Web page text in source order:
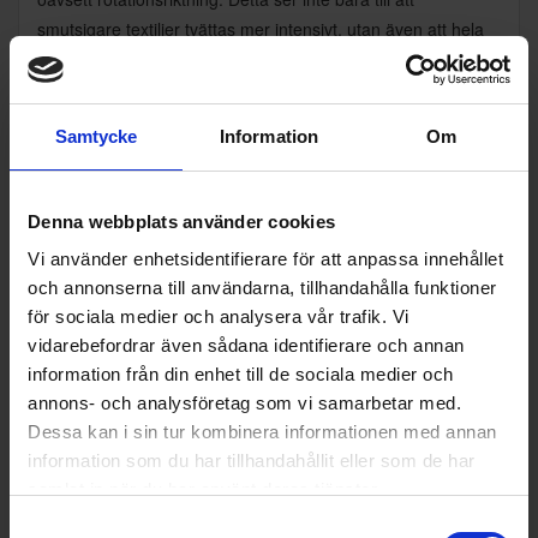
Samtycke Information Om
Denna webbplats använder cookies
Vi använder enhetsidentifierare för att anpassa innehållet
och annonserna till användarna, tillhandahålla funktioner
för sociala medier och analysera vår trafik. Vi
vidarebefordrar även sådana identifierare och annan
information från din enhet till de sociala medier och
annons- och analysföretag som vi samarbetar med.
Dessa kan i sin tur kombinera informationen med annan
information som du har tillhandahållit eller som de har
smutsigare textilier tvättas mer intensivt, utan även att hela
tvätten tvättas snabbare och mer noggrant.
Tillbehör
Electrolux
Antivibrationsfötter
4-pack
Haneström
Tvättsockel 30cm